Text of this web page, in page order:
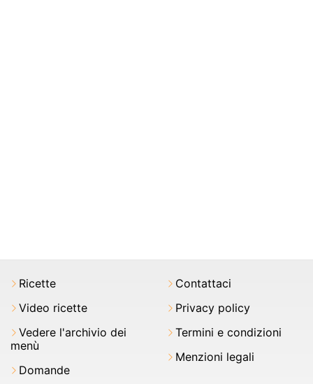
Ricette
Video ricette
Vedere l'archivio dei
menù
Domande
Contattaci
Privacy policy
Termini e condizioni
Menzioni legali